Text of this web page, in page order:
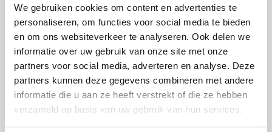
We gebruiken cookies om content en advertenties te
personaliseren, om functies voor social media te bieden
en om ons websiteverkeer te analyseren. Ook delen we
informatie over uw gebruik van onze site met onze
partners voor social media, adverteren en analyse. Deze
partners kunnen deze gegevens combineren met andere
informatie die u aan ze heeft verstrekt of die ze hebben
verzameld op basis van uw gebruik van hun services.
Vacatures
Open sollicitatie
AV Technicus Projects
AV Technicus Verhuur
Planner-Werkvoorbereider Verhuur
Partners
Contact